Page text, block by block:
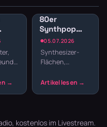
05.07.2026
80er
Synthpop
Radio: New
Wave und
elektronische
Synthesizer-
Flächen,
Melodien und
Synthpop war
kostenlos im Livestream.